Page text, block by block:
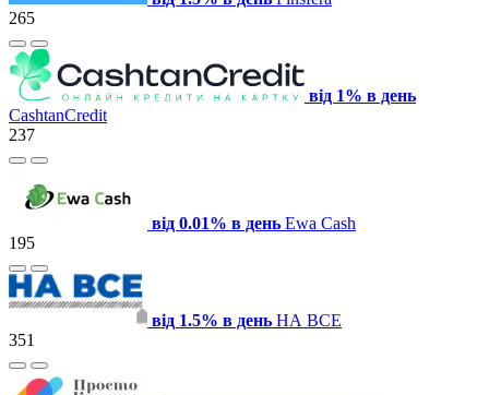
265
від 1% в день
CashtanCredit
237
від 0.01% в день Ewa Cash
195
від 1.5% в день НА ВСЕ
351